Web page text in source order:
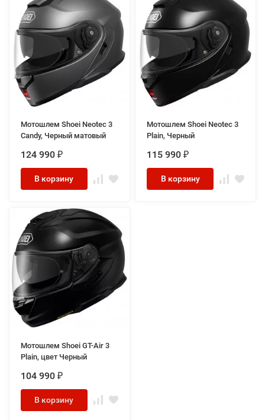
Мотошлем Shoei Neotec 3
Candy, Черный матовый
124 990 ₽
В корзину
Мотошлем Shoei Neotec 3
Plain, Черный
115 990 ₽
В корзину
Мотошлем Shoei GT-Air 3
Plain, цвет Черный
104 990 ₽
В корзину